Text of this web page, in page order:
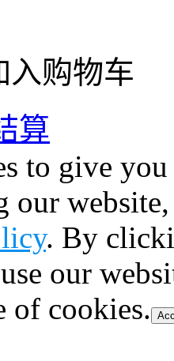
入购物车
算
to give
our
. By
our
of cookies.